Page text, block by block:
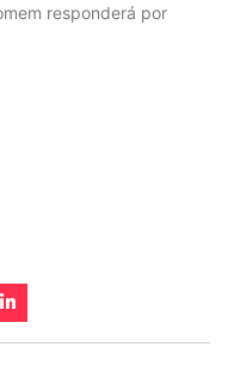
responderá por